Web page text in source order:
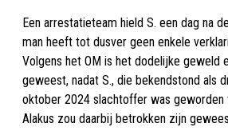
Een arrestatieteam hield S. een dag na
man heeft tot dusver geen enkele
Volgens het OM is het dodelijke geweld
geweest, nadat S., die bekendstond als
oktober 2024 slachtoffer was geworden
Alakus zou daarbij betrokken zijn